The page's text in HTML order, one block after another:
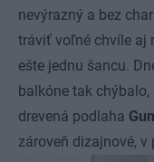
nevýrazný a bez
tráviť voľné chvíle aj
ešte jednu šancu.
balkóne tak
drevená podlaha
zároveň dizajnové,